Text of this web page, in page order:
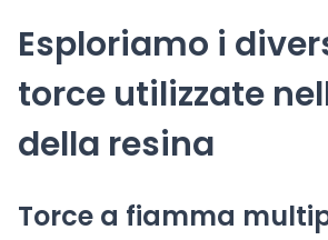
Esploriamo i
torce utilizzate
della resina
Torce a fiamma